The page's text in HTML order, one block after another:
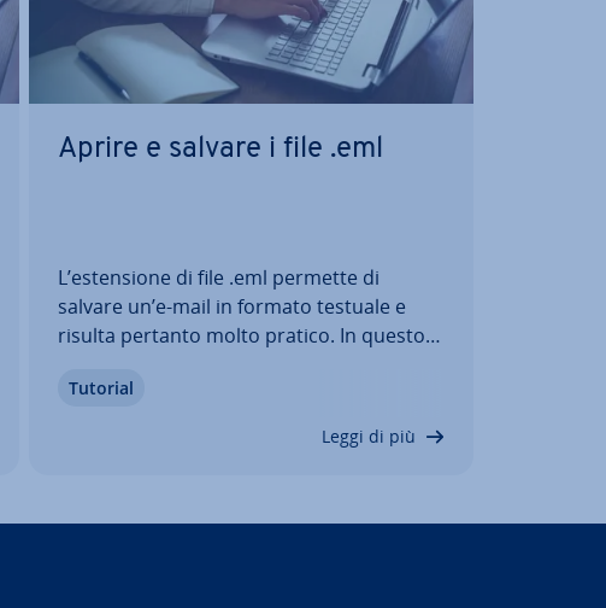
Aprire e salvare i file .eml
L’esten­sio­ne di file .eml permette di
salvare un’e-mail in formato testuale e
risulta pertanto molto pratico. In questo
formato di file, quali vantaggi offre e per
quali sono i programmi utili per…
Tutorial
Leggi di più